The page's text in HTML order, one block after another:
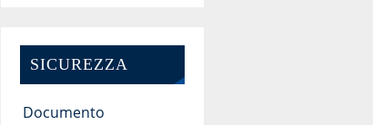
SICUREZZA
Documento